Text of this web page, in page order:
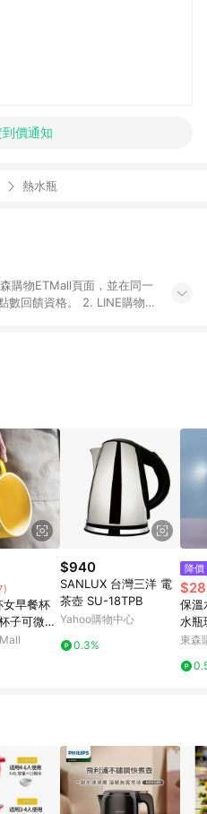
價通知
熱水瓶
購物ETMall頁面，並在同一
數回饋資格。 2. LINE購物
買以下類別商品，將無法獲
全館商品。 4. 如取消訂
惠後之最終發票金額計算，
訂單如有使用東森購物
東森幣、樂透金、東森現金
東森購物ETMall之結帳頁面
品最高回饋點數」機制(特
一訂單中同一商品不論件數
物所設定的回饋機制為準。
商品資料更新會有時間差，
與東森購物ETMall銷售網
有贈點爭議，請務必於訂單
；若超過180天(含)以上進
點數紅包僅限指定商品使
包之適用商品與使用條件
女早餐杯
子可微波
帶蓋勺陶
$940
SANLUX 台灣三洋 電
茶壺 SU-18TPB
Yahoo購物中心
0.3%
降價
保溫
水瓶
容量
東森